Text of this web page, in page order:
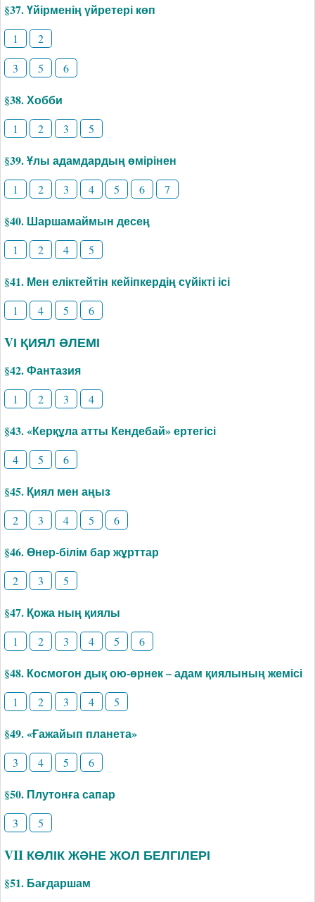
§37. Үйірменің үйретері көп
1
2
3
5 6
§38. Хобби
1 2 3 5
§39. Ұлы адамдардың өмірінен
1 2 3 4 5 6 7
§40. Шаршамаймын десең
1 2 4 5
§41. Мен еліктейтін кейіпкердің сүйікті ісі
1 4 5 6
VІ ҚИЯЛ ӘЛЕМІ
§42. Фантазия
1 2 3 4
§43. «Керқұла атты Кендебай» ертегісі
4 5 6
§45. Қиял мен аңыз
2 3 4 5 6
§46. Өнер-білім бар жұрттар
2 3 5
§47. Қожа ның қиялы
1 2 3 4 5 6
§48. Космогон дық ою-өрнек – адам қиялының жемісі
1 2 3 4 5
§49. «Ғажайып планета»
3 4 5 6
§50. Плутонға сапар
3 5
VII КӨЛІК ЖӘНЕ ЖОЛ БЕЛГІЛЕРІ
§51. Бағдаршам